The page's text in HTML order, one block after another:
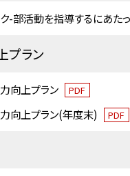
ク-部活動を指導するにあた
プラン
向上プラン PDF
向上プラン(年度末) PDF